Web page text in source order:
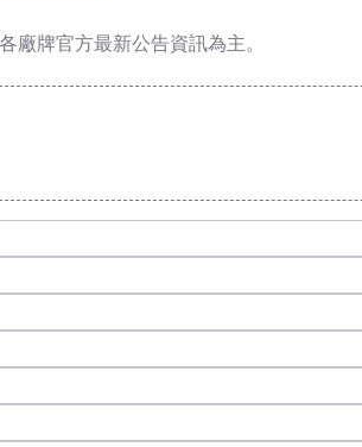
廠牌官方最新公告資訊為主。